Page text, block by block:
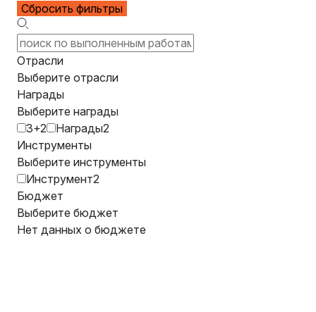
Сбросить фильтры
Отрасли
Выберите отрасли
Награды
Выберите награды
3+2
Награды2
Инструменты
Выберите инструменты
Инструмент2
Бюджет
Выберите бюджет
Нет данных о бюджете